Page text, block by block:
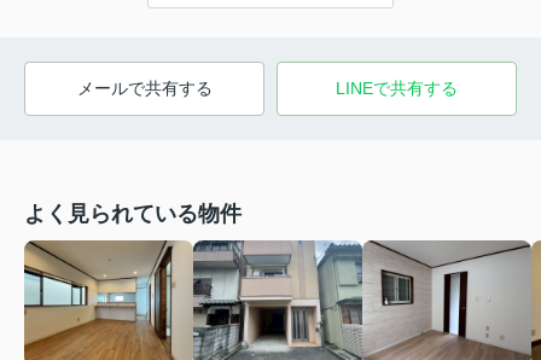
メールで共有する LINEで共有する
よく見られている物件